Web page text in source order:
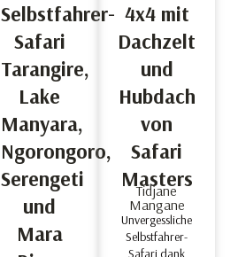
Selbstfahrer-
Safari
Tarangire,
Lake
Manyara,
Ngorongoro,
Serengeti
und
Mara
4x4 mit
Dachzelt
und
Hubdach
von
Safari
Masters
Tidjane
Mangane
Unvergessliche
Selbstfahrer-
Safari dank